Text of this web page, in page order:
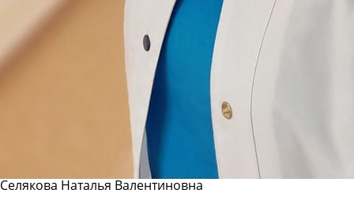
Селякова Наталья Валентиновна